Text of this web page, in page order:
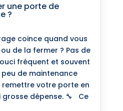
une porte de
?
coince quand vous
de la fermer ? Pas de
fréquent et souvent
de maintenance
votre porte en
grosse dépense. 🔧 Ce